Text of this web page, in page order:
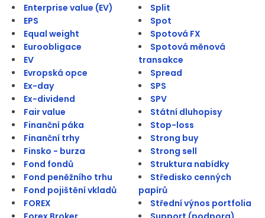
Enterprise value (EV)
EPS
Equal weight
Euroobligace
EV
Evropská opce
Ex-day
Ex-dividend
Fair value
Finanční páka
Finanční trhy
Finsko - burza
Fond fondů
Fond peněžního trhu
Fond pojištění vkladů
FOREX
Split
Spot
Spotová FX
Spotová měnová
transakce
Spread
SPS
SPV
Státní dluhopisy
Stop-loss
Strong buy
Strong sell
Struktura nabídky
Středisko cenných
papírů
Střední výnos portfolia